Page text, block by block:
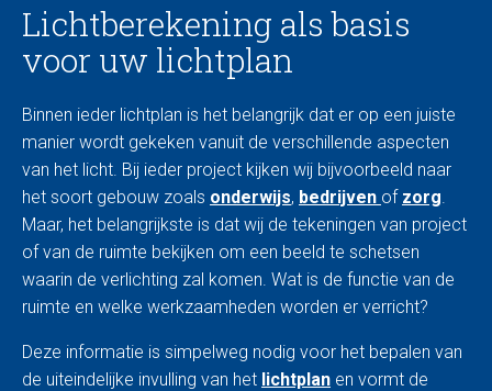
Lichtberekening als basis
voor uw lichtplan
Binnen ieder lichtplan is het belangrijk dat er op een juiste
manier wordt gekeken vanuit de verschillende aspecten
van het licht. Bij ieder project kijken wij bijvoorbeeld naar
het soort gebouw zoals onderwijs, bedrijven of zorg
Maar, het belangrijkste is dat wij de tekeningen van project
of van de ruimte bekijken om een beeld te schetsen
waarin de verlichting zal komen. Wat is de functie van de
ruimte en welke werkzaamheden worden er verricht?
Deze informatie is simpelweg nodig voor het bepalen van
de uiteindelijke invulling van het lichtplan en vormt de